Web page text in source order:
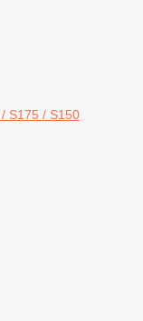
S175 / S150